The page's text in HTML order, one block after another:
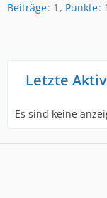
Beiträge 1 Punkte
Letzte
Es sind keine